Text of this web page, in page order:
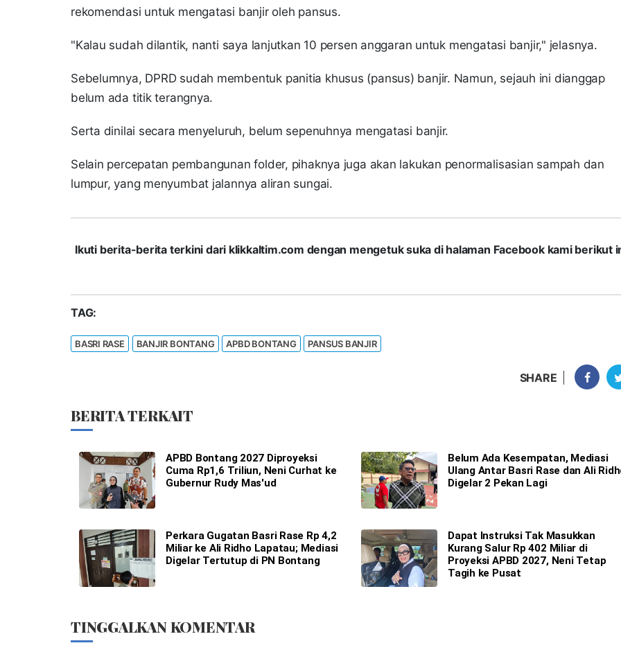
rekomendasi untuk mengatasi banjir oleh pansus.
"Kalau sudah dilantik, nanti saya lanjutkan 10 persen anggaran untuk mengatasi banjir," jelasnya.
Sebelumnya, DPRD sudah membentuk panitia khusus (pansus) banjir. Namun, sejauh ini dianggap
belum ada titik terangnya.
Serta dinilai secara menyeluruh, belum sepenuhnya mengatasi banjir.
Selain percepatan pembangunan folder, pihaknya juga akan lakukan penormalisasian sampah dan
lumpur, yang menyumbat jalannya aliran sungai.
Ikuti berita-berita terkini dari klikkaltim.com dengan mengetuk suka di halaman Facebook kami berikut
TAG:
BASRI RASE BANJIR BONTANG APBD BONTANG PANSUS BANJIR
SHARE
BERITA TERKAIT
APBD Bontang 2027 Diproyeksi
Cuma Rp1,6 Triliun, Neni Curhat ke
Gubernur Rudy Mas'ud
Belum Ada Kesempatan, Mediasi
Ulang Antar Basri Rase dan Ali
Digelar 2 Pekan Lagi
Perkara Gugatan Basri Rase Rp 4,2
Miliar ke Ali Ridho Lapatau; Mediasi
Digelar Tertutup di PN Bontang
Dapat Instruksi Tak Masukkan
Kurang Salur Rp 402 Miliar di
Proyeksi APBD 2027, Neni Tetap
Tagih ke Pusat
TINGGALKAN KOMENTAR